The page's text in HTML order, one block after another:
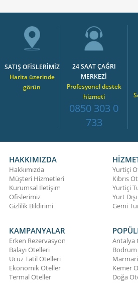
SATIŞ OFİSLERİMİZ
Harita üzerinde
görün
24 SAAT ÇAĞRI
MERKEZİ
Profesyonel destek
hizmeti
0850 303 0
733
HAKKIMIZDA
Hakkımızda
Müşteri Hizmetleri
Kurumsal İletişim
Ofislerimiz
Gizlilik Bildirimi
Yurtiçi
Kıbrıs
Yurtiçi
Yurt
Gemi
KAMPANYALAR
Erken Rezervasyon
Balayı Otelleri
Ucuz Tatil Otelleri
Ekonomik Oteller
Termal Oteller
Antalya
Kemer
Doğa